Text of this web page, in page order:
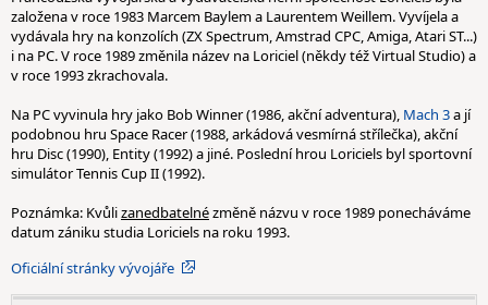
založena v roce 1983 Marcem Baylem a Laurentem Weillem. Vyvíjela a
vydávala hry na konzolích (ZX Spectrum, Amstrad CPC, Amiga, Atari ST...)
i na PC. V roce 1989 změnila název na Loriciel (někdy též Virtual Studio) a
v roce 1993 zkrachovala.
Na PC vyvinula hry jako Bob Winner (1986, akční adventura), Mach 3a jí
podobnou hru Space Racer (1988, arkádová vesmírná střílečka), akční
hru Disc (1990), Entity (1992) a jiné. Poslední hrou Loriciels byl sportovní
simulátor Tennis Cup II (1992).
Poznámka: Kvůlizanedbatelnézměně názvu v roce 1989 ponecháváme
datum zániku studia Loriciels na roku 1993.
Oficiální stránky vývojáře